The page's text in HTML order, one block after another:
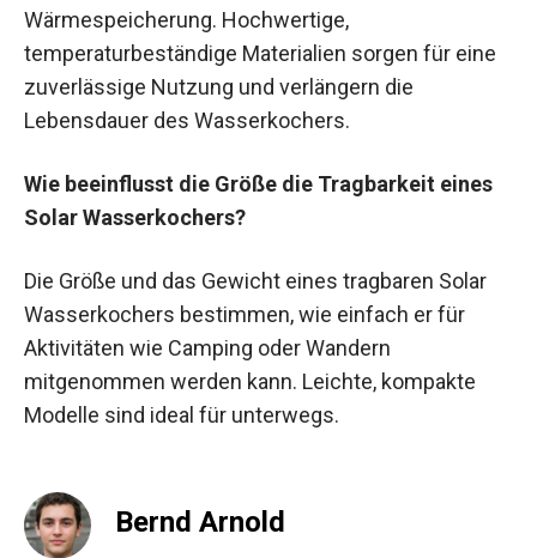
Wärmespeicherung. Hochwertige,
temperaturbeständige Materialien sorgen für eine
zuverlässige Nutzung und verlängern die
Lebensdauer des Wasserkochers.
Wie beeinflusst die Größe die Tragbarkeit eines
Solar Wasserkochers?
Die Größe und das Gewicht eines tragbaren Solar
Wasserkochers bestimmen, wie einfach er für
Aktivitäten wie Camping oder Wandern
mitgenommen werden kann. Leichte, kompakte
Modelle sind ideal für unterwegs.
Bernd Arnold